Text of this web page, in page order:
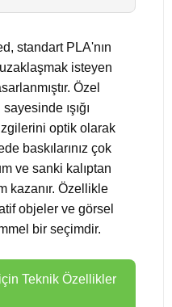
standart PLA'nın
isteyen
Özel
ışığı
optik olarak
baskılarınız çok
ve sanki kalıptan
kazanır. Özellikle
objeler ve görsel
bir seçimdir.
Teknik Özellikler